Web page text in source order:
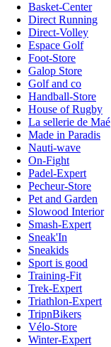
Basket-Center
Direct Running
Direct-Volley
Espace Golf
Foot-Store
Galop Store
Golf and co
Handball-Store
House of Rugby
La sellerie de Maé
Made in Paradis
Nauti-wave
On-Fight
Padel-Expert
Pecheur-Store
Pet and Garden
Slowood Interior
Smash-Expert
Sneak'In
Sneakids
Sport is good
Training-Fit
Trek-Expert
Triathlon-Expert
TripnBikers
Vélo-Store
Winter-Expert